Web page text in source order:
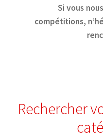
Si vous
compétitions,
Rechercher